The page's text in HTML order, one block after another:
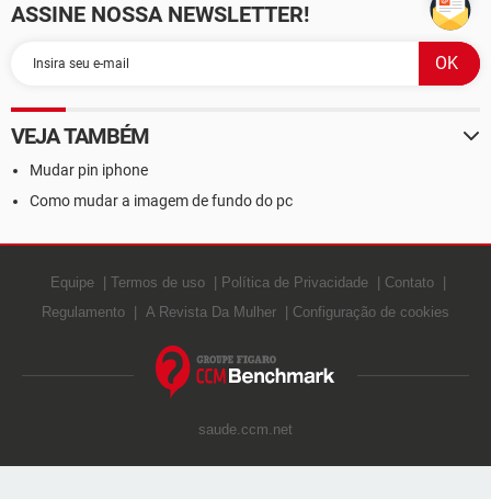
ASSINE NOSSA NEWSLETTER!
VEJA TAMBÉM
Mudar pin iphone
Como mudar a imagem de fundo do pc
Equipe Termos de uso Política de Privacidade
Contato
Regulamento
A Revista Da Mulher Configuração de cookies
saude.ccm.net